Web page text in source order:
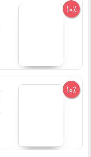
10%
10%